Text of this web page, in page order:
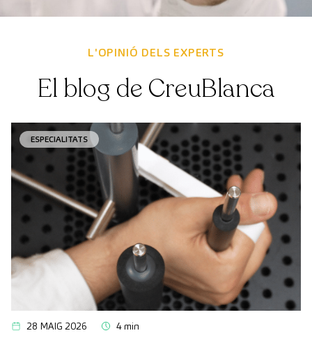
L'OPINIÓ DELS EXPERTS
El blog de CreuBlanca
ESPECIALITATS
28 MAIG 2026 4 min